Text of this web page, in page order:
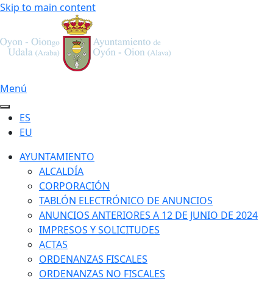
Skip to main content
Menú
ES
EU
AYUNTAMIENTO
ALCALDÍA
CORPORACIÓN
TABLÓN ELECTRÓNICO DE ANUNCIOS
ANUNCIOS ANTERIORES A 12 DE JUNIO DE 2024
IMPRESOS Y SOLICITUDES
ACTAS
ORDENANZAS FISCALES
ORDENANZAS NO FISCALES